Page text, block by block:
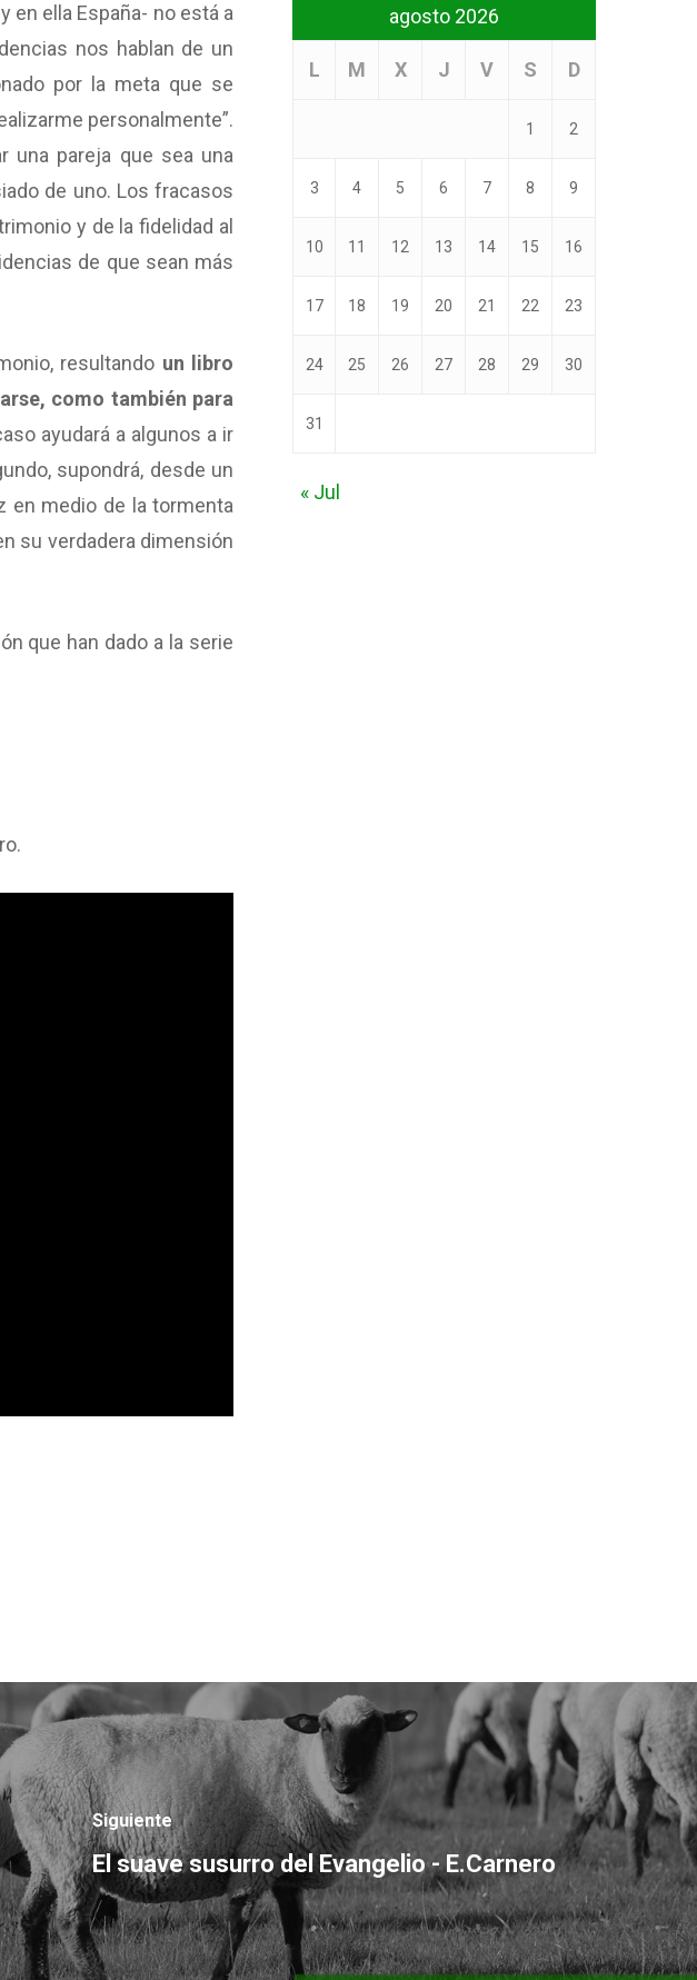
en ella España- no está a
nos hablan de un
por la meta que se
personalmente”.
una pareja que sea una
de uno. Los fracasos
y de la fidelidad al
de que sean más
resultando un libro
como también para
ayudará a algunos a ir
supondrá, desde un
en medio de la tormenta
su verdadera dimensión
que han dado a la serie
agosto 2026
L M X J V S D
1 2
3 4 5 6 7 8 9
10 11 12 13 14 15 16
17 18 19 20 21 22 23
24 25 26 27 28 29 30
31
« Jul
Siguiente
El suave susurro del Evangelio - E.Carnero